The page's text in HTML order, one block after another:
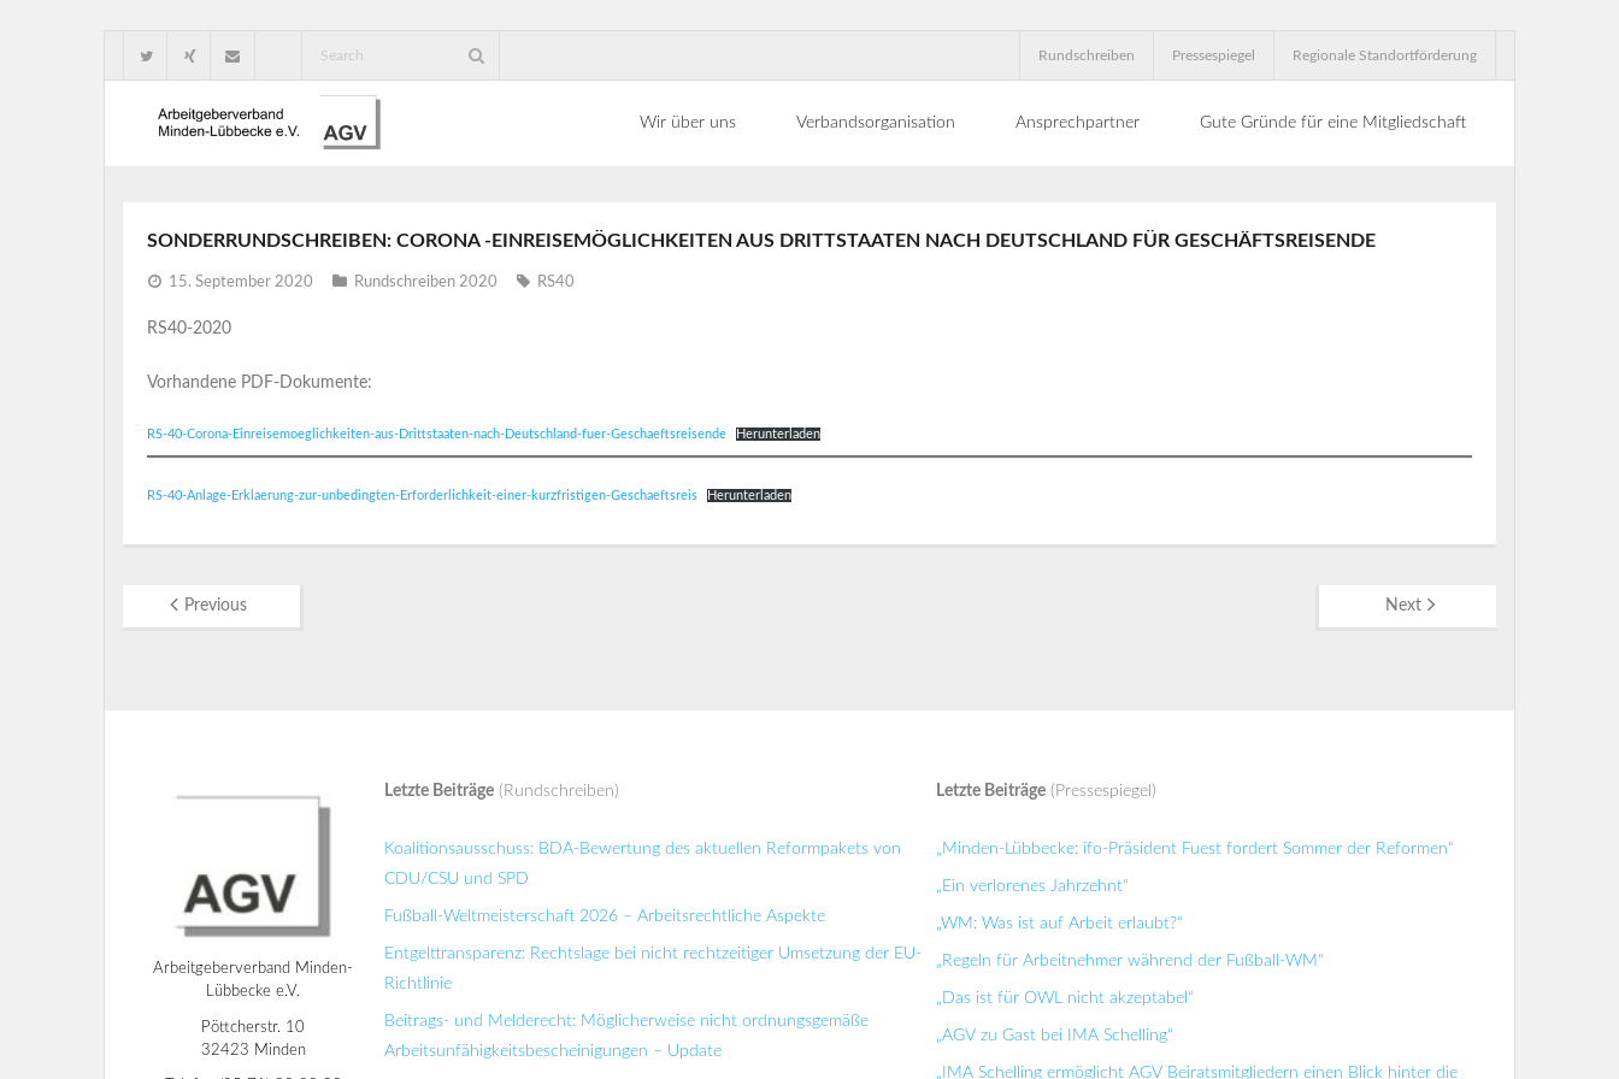
Rundschreiben Pressespiegel Regionale Standortförderung
Wir über uns Verbandsorganisation Ansprechpartner Gute Gründe für eine Mitgliedschaft
SONDERRUNDSCHREIBEN: CORONA -EINREISEMÖGLICHKEITEN AUS DRITTSTAATEN NACH DEUTSCHLAND FÜR GESCHÄFTSREISENDE
15. September 2020 Rundschreiben 2020 RS40
RS40-2020
Vorhandene PDF-Dokumente:
RS-40-Corona-Einreisemoeglichkeiten-aus-Drittstaaten-nach-Deutschland-fuer-Geschaeftsreisende Herunterladen
RS-40-Anlage-Erklaerung-zur-unbedingten-Erforderlichkeit-einer-kurzfristigen-Geschaeftsreis Herunterladen
Previous Next
Arbeitgeberverband Minden-
Lübbecke e.V.
Pöttcherstr. 10
32423 Minden
Letzte Beiträge(Rundschreiben)
Koalitionsausschuss: BDA-Bewertung des aktuellen Reformpakets von
CDU/CSU und SPD
Fußball-Weltmeisterschaft 2026 – Arbeitsrechtliche Aspekte
Entgelttransparenz: Rechtslage bei nicht rechtzeitiger Umsetzung der EU-
Richtlinie
Beitrags- und Melderecht: Möglicherweise nicht ordnungsgemäße
Arbeitsunfähigkeitsbescheinigungen – Update
Letzte Beiträge(Pressespiegel)
„Minden-Lübbecke: ifo-Präsident Fuest fordert Sommer der Reformen“
„Ein verlorenes Jahrzehnt“
„WM: Was ist auf Arbeit erlaubt?“
„Regeln für Arbeitnehmer während der Fußball-WM“
„Das ist für OWL nicht akzeptabel“
„AGV zu Gast bei IMA Schelling“
„IMA Schelling ermöglicht AGV Beiratsmitgliedern einen Blick hinter die